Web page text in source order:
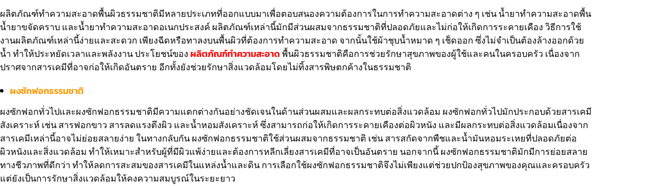
ผลิตภัณฑ์ทำความสะอาดพื้นผิวธรรมชาติมีหลายประเภทที่ออกแบบมาเพื่อตอบสนองความต้องการในการทำความสะอาดต่าง ๆ เช่น น้ำยาทำความสะอาดพื้น
น้ำยาขจัดคราบ และน้ำยาทำความสะอาดอเนกประสงค์ ผลิตภัณฑ์เหล่านี้มักมีส่วนผสมจากธรรมชาติที่ปลอดภัยและไม่ก่อให้เกิดการระคายเคือง วิธีการใช้
งานผลิตภัณฑ์เหล่านี้ง่ายและสะดวก เพียงฉีดหรือทาลงบนพื้นผิวที่ต้องการทำความสะอาด จากนั้นใช้ผ้าชุบน้ำหมาด ๆ เช็ดออก ซึ่งไม่จำเป็นต้องล้างออกด้วย
น้ำ ทำให้ประหยัดเวลาและพลังงาน ประโยชน์ของ ผลิตภัณฑ์ทำความสะอาดพื้นผิวธรรมชาติคือการช่วยรักษาสุขภาพของผู้ใช้และคนในครอบครัว เนื่องจาก
ปราศจากสารเคมีที่อาจก่อให้เกิดอันตราย อีกทั้งยังช่วยรักษาสิ่งแวดล้อมโดยไม่ทิ้งสารพิษตกค้างในธรรมชาติ
ผงซักฟอกธรรมชาติ
ผงซักฟอกทั่วไปและผงซักฟอกธรรมชาติมีความแตกต่างกันอย่างชัดเจนในด้านส่วนผสมและผลกระทบต่อสิ่งแวดล้อม ผงซักฟอกทั่วไปมักประกอบด้วยสารเคมี
สังเคราะห์ เช่น สารฟอกขาว สารลดแรงตึงผิว และน้ำหอมสังเคราะห์ ซึ่งสามารถก่อให้เกิดการระคายเคืองต่อผิวหนัง และมีผลกระทบต่อสิ่งแวดล้อมเนื่องจาก
สารเคมีเหล่านี้อาจไม่ย่อยสลายง่าย ในทางกลับกัน ผงซักฟอกธรรมชาติใช้ส่วนผสมจากธรรมชาติ เช่น สารสกัดจากพืชและน้ำมันหอมระเหยที่ปลอดภัยต่อ
ผิวหนังและสิ่งแวดล้อม ทำให้เหมาะสำหรับผู้ที่มีผิวแพ้ง่ายและต้องการหลีกเลี่ยงสารเคมีที่อาจเป็นอันตราย นอกจากนี้ ผงซักฟอกธรรมชาติมักมีการย่อยสลาย
ทางชีวภาพที่ดีกว่า ทำให้ลดการสะสมของสารเคมีในแหล่งน้ำและดิน การเลือกใช้ผงซักฟอกธรรมชาติจึงไม่เพียงแต่ช่วยปกป้องสุขภาพของคุณและครอบครัว
แต่ยังเป็นการรักษาสิ่งแวดล้อมให้คงความสมบูรณ์ในระยะยาว